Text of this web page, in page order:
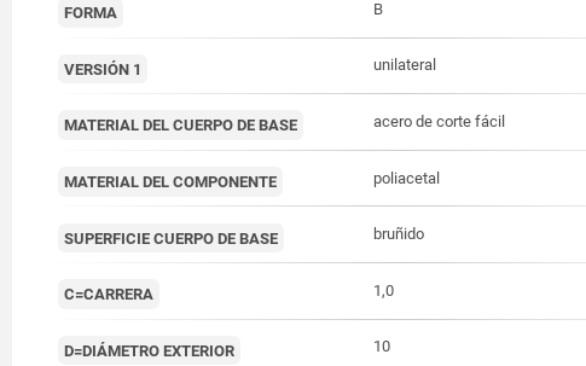
FORMA B
VERSIÓN 1 unilateral
MATERIAL DEL CUERPO DE BASE acero de corte fácil
MATERIAL DEL COMPONENTE poliacetal
SUPERFICIE CUERPO DE BASE bruñido
C=CARRERA 1,0
D=DIÁMETRO EXTERIOR 10